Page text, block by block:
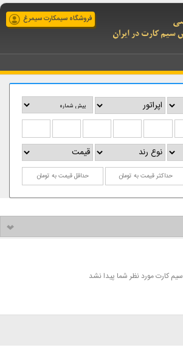
فروشگاه سیمکارت سیمرغ
سیم کارت مورد نظر شما پیدا نشد